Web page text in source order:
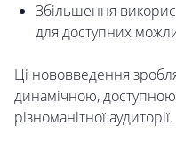
Збільшення
для доступних
Ці нововведення
динамічною,
різноманітної аудиторії.